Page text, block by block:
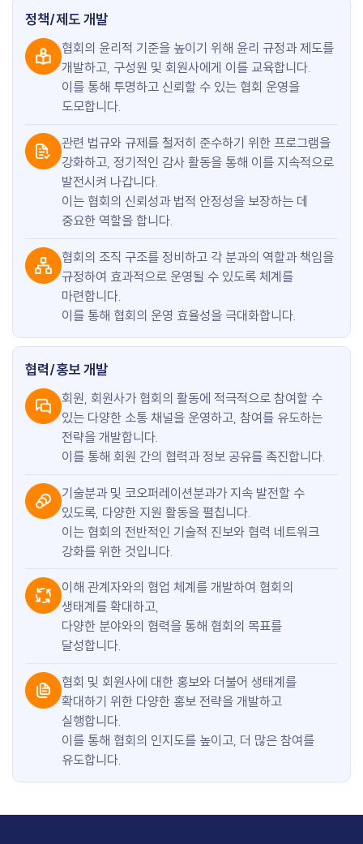
정책/제도 개발
협회의 윤리적 기준을 높이기 위해 윤리 규정과 제도를
개발하고, 구성원 및 회원사에게 이를 교육합니다.
이를 통해 투명하고 신뢰할 수 있는 협회 운영을
도모합니다.
관련 법규와 규제를 철저히 준수하기 위한 프로그램을
강화하고, 정기적인 감사 활동을 통해 이를 지속적으로
발전시켜 나갑니다.
이는 협회의 신뢰성과 법적 안정성을 보장하는 데
중요한 역할을 합니다.
협회의 조직 구조를 정비하고 각 분과의 역할과 책임을
규정하여 효과적으로 운영될 수 있도록 체계를
마련합니다.
이를 통해 협회의 운영 효율성을 극대화합니다.
협력/홍보 개발
회원, 회원사가 협회의 활동에 적극적으로 참여할 수
있는 다양한 소통 채널을 운영하고, 참여를 유도하는
전략을 개발합니다.
이를 통해 회원 간의 협력과 정보 공유를 촉진합니다.
기술분과 및 코오퍼레이션분과가 지속 발전할 수
있도록, 다양한 지원 활동을 펼칩니다.
이는 협회의 전반적인 기술적 진보와 협력 네트워크
강화를 위한 것입니다.
이해 관계자와의 협업 체계를 개발하여 협회의
생태계를 확대하고,
다양한 분야와의 협력을 통해 협회의 목표를
달성합니다.
협회 및 회원사에 대한 홍보와 더불어 생태계를
확대하기 위한 다양한 홍보 전략을 개발하고
실행합니다.
이를 통해 협회의 인지도를 높이고, 더 많은 참여를
유도합니다.